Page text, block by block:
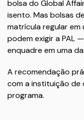
bolsa do Global
isento. Mas bolsas
matrícula regular em
podem exigir a PAL
enquadre em uma
A recomendação
com a instituição de
programa.